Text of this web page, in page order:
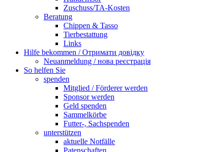
Zuschuss/TA-Kosten
Beratung
Chippen & Tasso
Tierbestattung
Links
Hilfe bekommen / Отримати довідку
Neuanmeldung / нова реєстрація
So helfen Sie
spenden
Mitglied / Förderer werden
Sponsor werden
Geld spenden
Sammelkörbe
Futter-, Sachspenden
unterstützen
aktuelle Notfälle